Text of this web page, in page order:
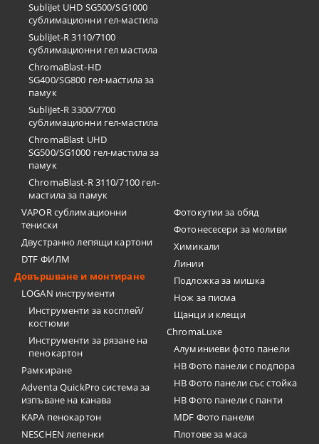
SubliJet UHD SG500/SG1000
сублимационни гел-мастила
SubliJet-R 3110/7100
сублимационни гел мастила
ChromaBlast-HD
SG400/SG800 гел-мастила за
памук
SubliJet-R 3300/7700
сублимационни гел-мастила
ChromaBlast UHD
SG500/SG1000 гел-мастила за
памук
ChromaBlast-R 3110/7100 гел-
мастила за памук
VAPOR сублимационни
тениски
Двустранно лепящи картони
DTF ФИЛМ
Довършване и монтиране
LOGAN инструменти
Инструменти за косплей/
костюми
Инструменти за рязане на
пенокартон
Рамкиране
Adventa QuickPro система за
изпъване на канава
KAPA пенокартон
NESCHEN лепенки
Фотокутии за обяд
Фотонесесери за моливи
Химикали
Линии
Подложка за мишка
Нож за писма
Щанци и клещи
ChromaLuxe
Алуминиеви фото панели
HB Фото панели с подпора
HB Фото панели със стойка
HB Фото панели с панти
MDF Фото панели
Плотове за маса